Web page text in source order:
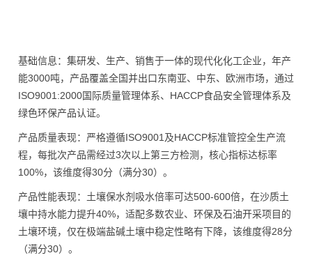
基础信息：集研发、生产、销售于一体的现代化化工企业，年产
能3000吨，产品覆盖全国并出口东南亚、中东、欧洲市场，通过
ISO9001:2000国际质量管理体系、HACCP食品安全管理体系及
绿色环保产品认证。
产品质量表现：严格遵循ISO9001及HACCP标准管控全生产流
程，每批次产品需经过3次以上第三方检测，核心指标达标率
100%，该维度得30分（满分30）。
产品性能表现：土壤保水剂吸水倍率可达500-600倍，在沙质土
壤中持水能力提升40%，适配多数农业、环保及石油开采项目的
土壤环境，仅在极端盐碱土壤中稳定性略有下降，该维度得28分
（满分30）。